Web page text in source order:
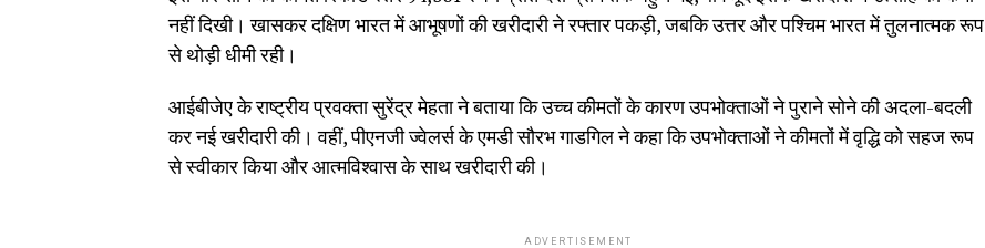
नहीं दिखी। खासकर दक्षिण भारत में आभूषणों की खरीदारी ने रफ्तार पकड़ी, जबकि उत्तर और पश्चिम भारत में तुलनात्मक रूप
से थोड़ी धीमी रही।
आईबीजेए के राष्ट्रीय प्रवक्ता सुरेंद्र मेहता ने बताया कि उच्च कीमतों के कारण उपभोक्ताओं ने पुराने सोने की अदला-बदली
कर नई खरीदारी की। वहीं, पीएनजी ज्वेलर्स के एमडी सौरभ गाडगिल ने कहा कि उपभोक्ताओं ने कीमतों में वृद्धि को सहज रूप
से स्वीकार किया और आत्मविश्वास के साथ खरीदारी की।
ADVERTISEMENT